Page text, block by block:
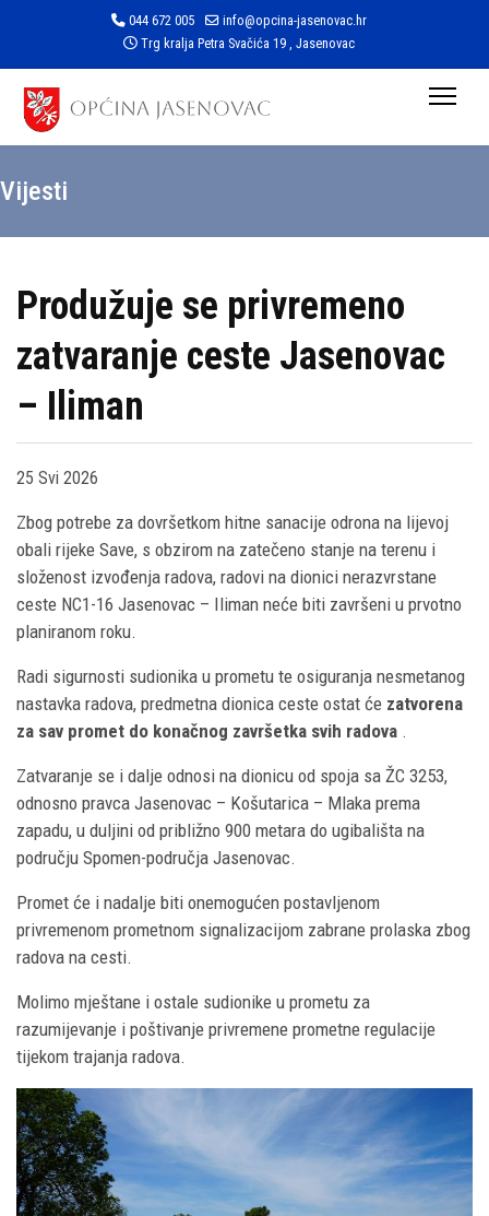
044 672 005
info@opcina-jasenovac.hr
Trg kralja Petra Svačića 19 , Jasenovac
Vijesti
Produžuje se privremeno
zatvaranje ceste Jasenovac
– Iliman
25 Svi 2026
Zbog potrebe za dovršetkom hitne sanacije odrona na lijevoj
obali rijeke Save, s obzirom na zatečeno stanje na terenu i
složenost izvođenja radova, radovi na dionici nerazvrstane
ceste NC1-16 Jasenovac – Iliman neće biti završeni u prvotno
planiranom roku.
Radi sigurnosti sudionika u prometu te osiguranja nesmetanog
nastavka radova, predmetna dionica ceste ostat će zatvorena
za sav promet do konačnog završetka svih radova .
Zatvaranje se i dalje odnosi na dionicu od spoja sa ŽC 3253,
odnosno pravca Jasenovac – Košutarica – Mlaka prema
zapadu, u duljini od približno 900 metara do ugibališta na
području Spomen-područja Jasenovac.
Promet će i nadalje biti onemogućen postavljenom
privremenom prometnom signalizacijom zabrane prolaska zbog
radova na cesti.
Molimo mještane i ostale sudionike u prometu za
razumijevanje i poštivanje privremene prometne regulacije
tijekom trajanja radova.